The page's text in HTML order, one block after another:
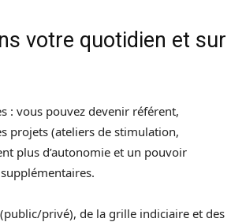
votre quotidien et sur
: vous pouvez devenir référent,
projets (ateliers de stimulation,
plus d’autonomie et un pouvoir
privé), de la grille indiciaire et des